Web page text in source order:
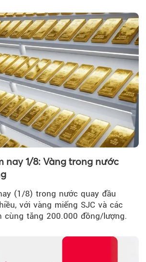
nay 1/8: Vàng trong nước
(1/8) trong nước quay đầu
với vàng miếng SJC và các
cùng tăng 200.000 đồng/lượng.